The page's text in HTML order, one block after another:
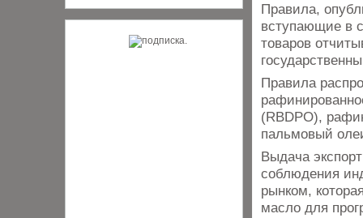
Правила,
вступающие в
товаров
Правила
(RBDPO),
пальмовый
Выдача
соблюдения
рынком,
масло для